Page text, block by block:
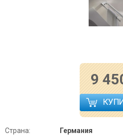
9
Страна:
Германия